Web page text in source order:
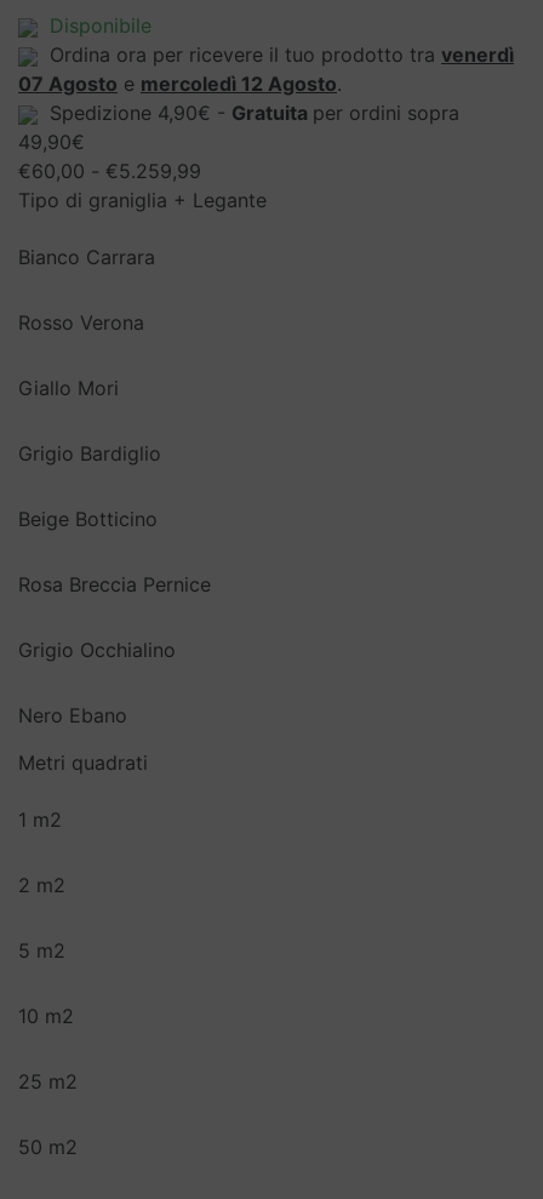
Disponibile
Ordina ora per ricevere il tuo prodotto tra venerdì
07 Agosto e mercoledì 12 Agosto.
Spedizione 4,90€ - Gratuita per ordini sopra
49,90€
€60,00 - €5.259,99
di
Tipo di graniglia + Legante
Bianco Carrara
Rosso Verona
Giallo Mori
Grigio Bardiglio
Beige Botticino
Rosa Breccia Pernice
Grigio Occhialino
Nero Ebano
Metri quadrati
1 m2
2 m2
5 m2
10 m2
25 m2
50 m2